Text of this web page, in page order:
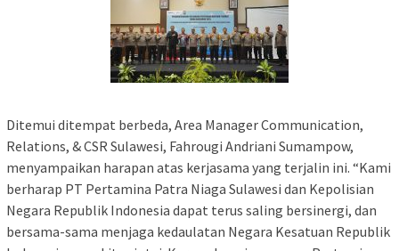
Ditemui ditempat berbeda, Area Manager Communication,
Relations, & CSR Sulawesi, Fahrougi Andriani Sumampow,
menyampaikan harapan atas kerjasama yang terjalin ini. “Kami
berharap PT Pertamina Patra Niaga Sulawesi dan Kepolisian
Negara Republik Indonesia dapat terus saling bersinergi, dan
bersama-sama menjaga kedaulatan Negara Kesatuan Republik